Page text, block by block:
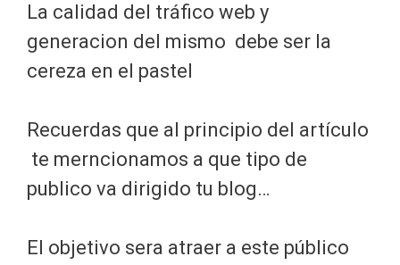
La calidad del tráfico web y
generacion del mismo debe ser la
cereza en el pastel
Recuerdas que al principio del artículo
te merncionamos a que tipo de
publico va dirigido tu blog…
El objetivo sera atraer a este público